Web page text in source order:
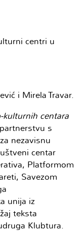
centri u
i Mirela Travar.
kulturnih centara
s
nezavisnu
centar
Platformom
Savezom
unija iz
teksta
Klubtura.